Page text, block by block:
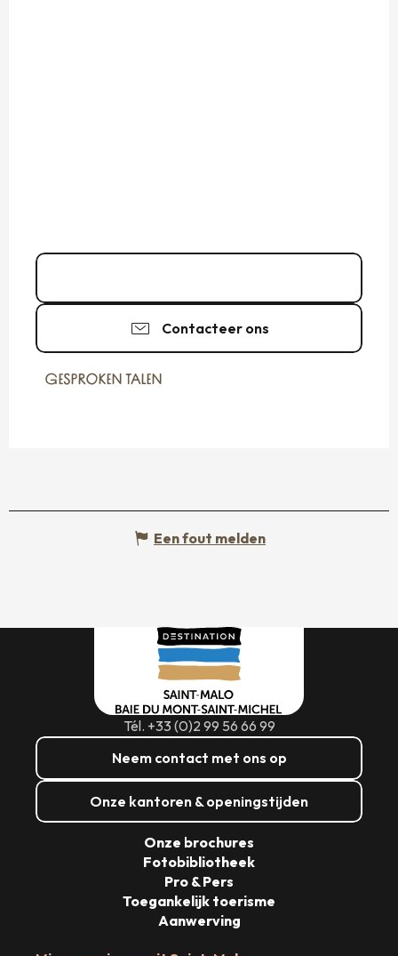
Contacteer ons
GESPROKEN TALEN
GESPROKEN TALEN
Een fout melden
Tél. +33 (0)2 99 56 66 99
Neem contact met ons op
Onze kantoren & openingstijden
Onze brochures
Fotobibliotheek
Pro & Pers
Toegankelijk toerisme
Aanwerving